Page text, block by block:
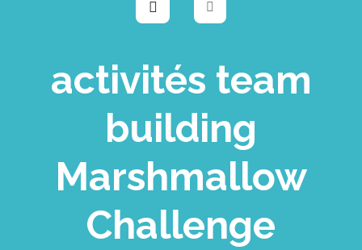
activités team
building
Marshmallow
Challenge